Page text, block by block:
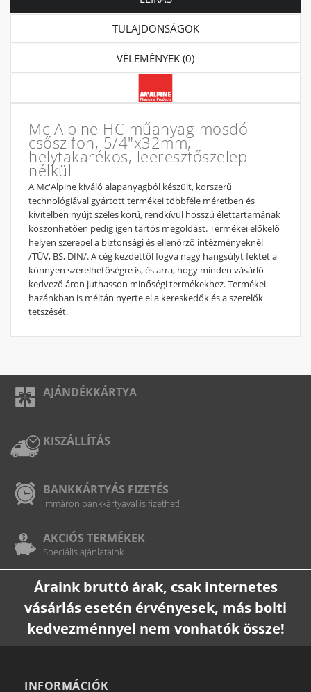
TULAJDONSÁGOK
VÉLEMÉNYEK (0)
Mc Alpine HC műanyag mosdó
csőszifon, 5/4"x32mm,
helytakarékos, leeresztőszelep
nélkül
A Mc'Alpine kiváló alapanyagból készült, korszerű
technológiával gyártott termékei többféle méretben és
kivitelben nyújt széles körű, rendkívül hosszú élettartamának
köszönhetően pedig igen tartós megoldást. Termékei előkelő
helyen szerepel a biztonsági és ellenőrző intézményeknél
/TÜV, BS, DIN/. A cég kezdettől fogva nagy hangsúlyt fektet a
könnyen szerelhetőségre is, és arra, hogy minden vásárló
kedvező áron juthasson minőségi termékekhez. Termékei
hazánkban is méltán nyerte el a kereskedők és a szerelők
tetszését.
AJÁNDÉKKÁRTYA
KISZÁLLÍTÁS
BANKKÁRTYÁS FIZETÉS
Immáron bankkártyával is fizethet!
AKCIÓS TERMÉKEK
Speciális ajánlataink
Áraink bruttó árak, csak internetes
vásárlás esetén érvényesek, más bolti
kedvezménnyel nem vonhatók össze!
INFORMÁCIÓK